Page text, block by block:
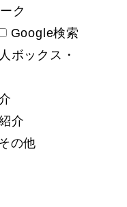
ク
Google検索
ボックス・
介
の他